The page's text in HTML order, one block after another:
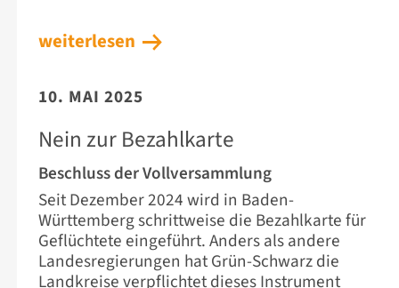
weiterlesen
10. MAI 2025
Nein zur Bezahlkarte
Beschluss der Vollversammlung
Seit Dezember 2024 wird in Baden-
Württemberg schrittweise die Bezahlkarte für
Geflüchtete eingeführt. Anders als andere
Landesregierungen hat Grün-Schwarz die
Landkreise verpflichtet dieses Instrument